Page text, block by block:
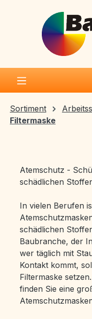
Zum Hauptinhalt
Sortiment
Filtermaske
Atemschutz -
schädlichen
In vielen Berufen
schädlichen
Baubranche, der
wer täglich mit
Kontakt kommt,
Filtermaske
finden Sie eine